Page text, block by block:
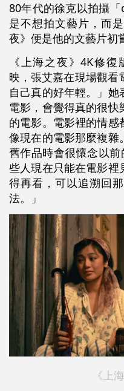
80年代的徐克以拍攝
是不想拍文藝片，而
夜》便是他的文藝片初
《上海之夜》4K修
映，張艾嘉在現場觀看
自己真的好年輕。」
電影，會覺得真的很
的電影。電影裡的情
像現在的電影那麼複
舊作品時會很懷念以前
些人現在只能在電影裡
得再看，可以追溯回
法。」
《上